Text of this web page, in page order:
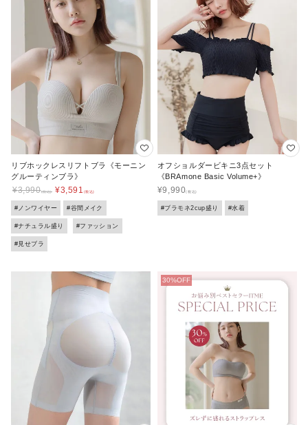
リブホックレスリフトブラ《モーニン
グルーティンブラ》
¥3,990 ¥3,591
#ノンワイヤー #谷間メイク
#ナチュラル盛り #ファッション
#見せブラ
オフショルダービキニ3点セット
《BRAmone Basic Volume+》
¥9,990
#ブラモネ2cup盛り #水着